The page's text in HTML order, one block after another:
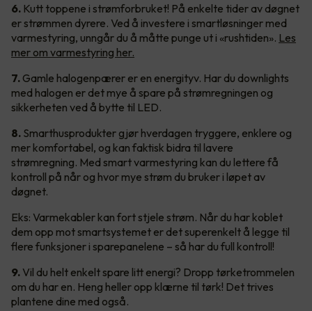
6. Kutt toppene i strømforbruket! På enkelte tider av døgnet
er strømmen dyrere. Ved å investere i smartløsninger med
varmestyring, unngår du å måtte punge ut i «rushtiden». Les
mer om varmestyring her.
7. Gamle halogenpærer er en energityv. Har du downlights
med halogen er det mye å spare på strømregningen og
sikkerheten ved å bytte til LED.
8. Smarthusprodukter gjør hverdagen tryggere, enklere og
mer komfortabel, og kan faktisk bidra til lavere
strømregning. Med smart varmestyring kan du lettere få
kontroll på når og hvor mye strøm du bruker i løpet av
døgnet.
Eks: Varmekabler kan fort stjele strøm. Når du har koblet
dem opp mot smartsystemet er det superenkelt å legge til
flere funksjoner i sparepanelene – så har du full kontroll!
9. Vil du helt enkelt spare litt energi? Dropp tørketrommelen
om du har en. Heng heller opp klærne til tørk! Det trives
plantene dine med også.